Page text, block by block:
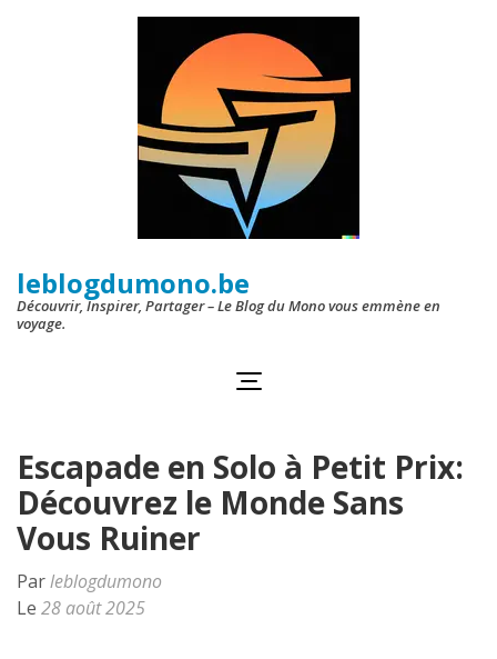
leblogdumono.be
Découvrir, Inspirer, Partager – Le Blog du Mono vous emmène en
voyage.
Escapade en Solo à Petit Prix:
Découvrez le Monde Sans
Vous Ruiner
Parleblogdumono
Le 28 août 2025